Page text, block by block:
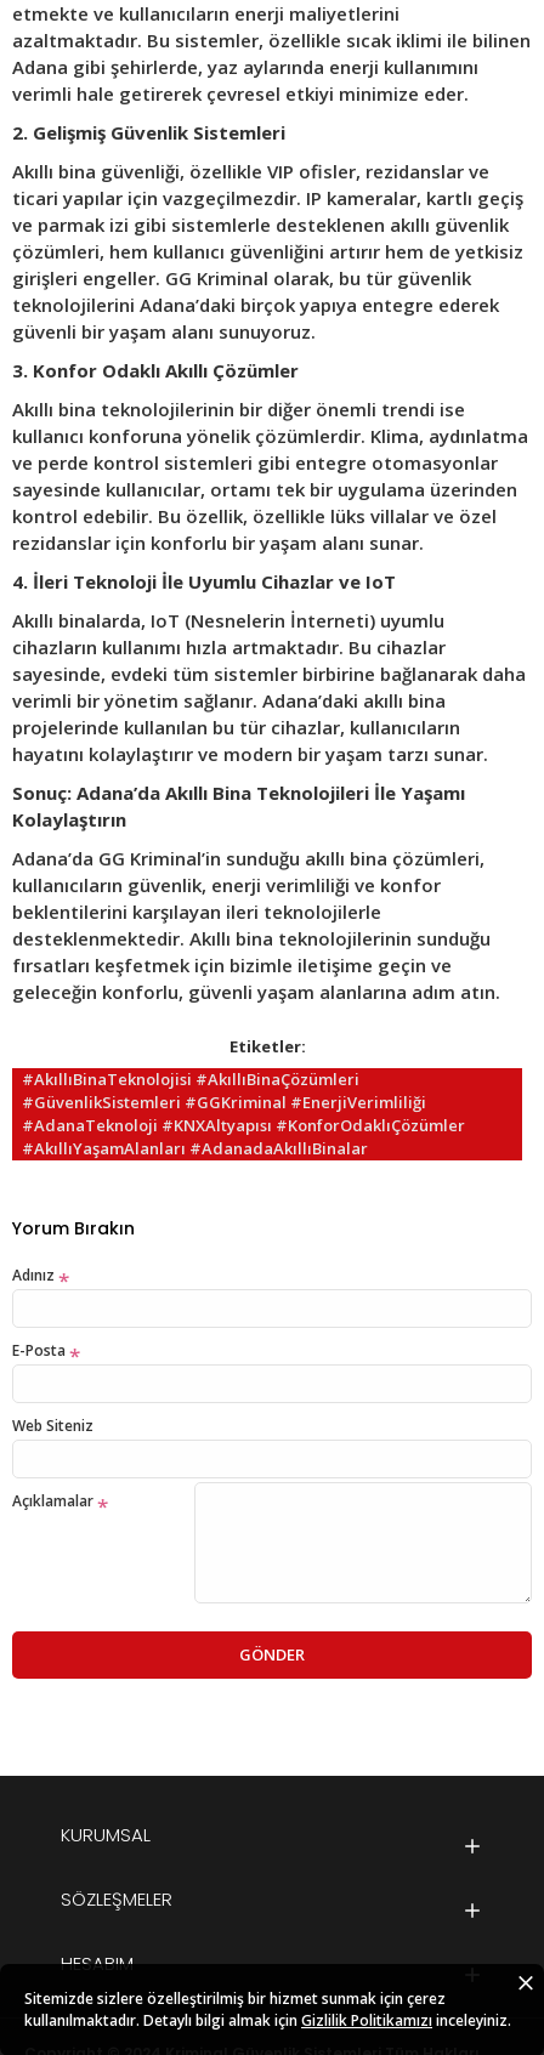
etmekte ve kullanıcıların enerji maliyetlerini
azaltmaktadır. Bu sistemler, özellikle sıcak iklimi ile bilinen
Adana gibi şehirlerde, yaz aylarında enerji kullanımını
verimli hale getirerek çevresel etkiyi minimize eder.
2. Gelişmiş Güvenlik Sistemleri
Akıllı bina güvenliği, özellikle VIP ofisler, rezidanslar ve
ticari yapılar için vazgeçilmezdir. IP kameralar, kartlı geçiş
ve parmak izi gibi sistemlerle desteklenen akıllı güvenlik
çözümleri, hem kullanıcı güvenliğini artırır hem de yetkisiz
girişleri engeller. GG Kriminal olarak, bu tür güvenlik
teknolojilerini Adana’daki birçok yapıya entegre ederek
güvenli bir yaşam alanı sunuyoruz.
3. Konfor Odaklı Akıllı Çözümler
Akıllı bina teknolojilerinin bir diğer önemli trendi ise
kullanıcı konforuna yönelik çözümlerdir. Klima, aydınlatma
ve perde kontrol sistemleri gibi entegre otomasyonlar
sayesinde kullanıcılar, ortamı tek bir uygulama üzerinden
kontrol edebilir. Bu özellik, özellikle lüks villalar ve özel
rezidanslar için konforlu bir yaşam alanı sunar.
4. İleri Teknoloji İle Uyumlu Cihazlar ve IoT
Akıllı binalarda, IoT (Nesnelerin İnterneti) uyumlu
cihazların kullanımı hızla artmaktadır. Bu cihazlar
sayesinde, evdeki tüm sistemler birbirine bağlanarak daha
verimli bir yönetim sağlanır. Adana’daki akıllı bina
projelerinde kullanılan bu tür cihazlar, kullanıcıların
hayatını kolaylaştırır ve modern bir yaşam tarzı sunar.
Sonuç: Adana’da Akıllı Bina Teknolojileri İle Yaşamı
Kolaylaştırın
Adana’da GG Kriminal’in sunduğu akıllı bina çözümleri,
kullanıcıların güvenlik, enerji verimliliği ve konfor
beklentilerini karşılayan ileri teknolojilerle
desteklenmektedir. Akıllı bina teknolojilerinin sunduğu
fırsatları keşfetmek için bizimle iletişime geçin ve
geleceğin konforlu, güvenli yaşam alanlarına adım atın.
Etiketler:
#AkıllıBinaTeknolojisi #AkıllıBinaÇözümleri
#GüvenlikSistemleri #GGKriminal #EnerjiVerimliliği
#AdanaTeknoloji #KNXAltyapısı #KonforOdaklıÇözümler
#AkıllıYaşamAlanları #AdanadaAkıllıBinalar
Yorum Bırakın
Adınız
E-Posta
Web Siteniz
Açıklamalar
GÖNDER
KURUMSAL
SÖZLEŞMELER
HESABIM
Sitemizde sizlere özelleştirilmiş bir hizmet sunmak için çerez
kullanılmaktadır. Detaylı bilgi almak içinGizlilik Politikamızıinceleyiniz.